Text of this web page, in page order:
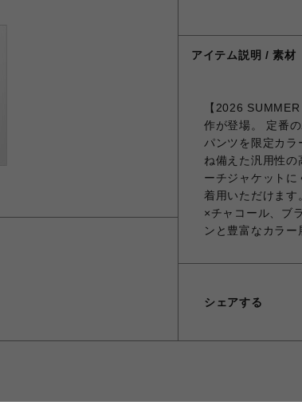
アイテム説明 / 素材
【2026
作が登場。 定番
パンツを限定カ
ね備えた汎用性の
ーチジャケット
着用いただけます
×チャコール、ブ
ンと豊富なカラー
シェアする